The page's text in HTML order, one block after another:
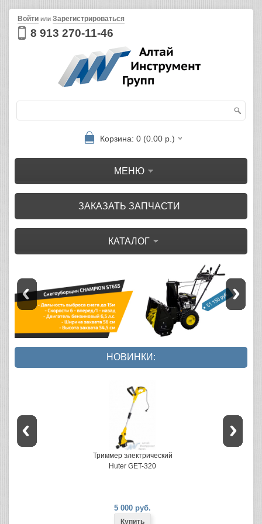
8 913 270-11-46
Войти или Зарегистрироваться
Корзина: 0 (0.00 р.)
МЕНЮ
ЗАКАЗАТЬ ЗАПЧАСТИ
КАТАЛОГ
НОВИНКИ:
Триммер электрический
Huter GET-320
5 000 руб.